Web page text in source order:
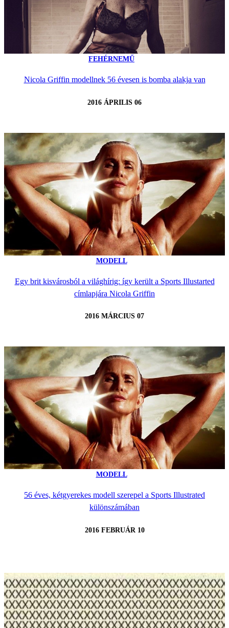
FEHÉRNEMŰ
Nicola Griffin modellnek 56 évesen is bomba alakja van
2016 ÁPRILIS 06
MODELL
Egy brit kisvárosból a világhírig: így került a Sports Illustarted
címlapjára Nicola Griffin
2016 MÁRCIUS 07
MODELL
56 éves, kétgyerekes modell szerepel a Sports Illustrated
különszámában
2016 FEBRUÁR 10